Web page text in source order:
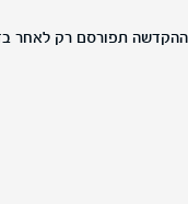
ההקדשה תפורסם רק לאחר